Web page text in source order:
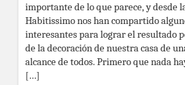
importante de lo que parece, y desde
Habitissimo nos han compartido
interesantes para lograr el resultado
de la decoración de nuestra casa de
alcance de todos. Primero que nada
[…]